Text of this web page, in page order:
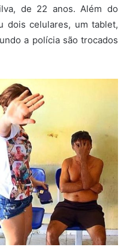
de 22 anos. Além do
dois celulares, um tablet,
a polícia são trocados